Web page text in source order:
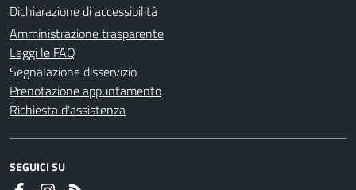
Dichiarazione di accessibilità
Amministrazione trasparente
Leggi le FAQ
Segnalazione disservizio
Prenotazione appuntamento
Richiesta d'assistenza
SEGUICI SU